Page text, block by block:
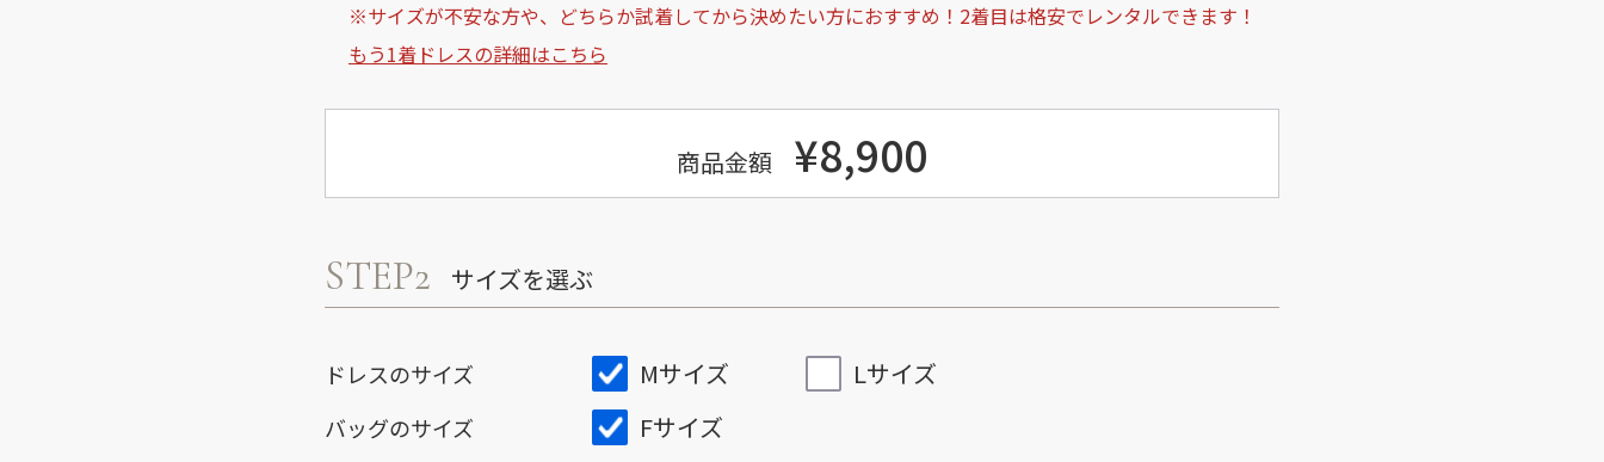
※サイズが不安な方や、どちらか試着してから決めたい方におすすめ！2着目は格安でレンタルできます！
もう1着ドレスの詳細はこちら
商品金額 ¥8,900
STEP2 サイズを選ぶ
ドレスのサイズ Mサイズ Lサイズ
バッグのサイズ Fサイズ